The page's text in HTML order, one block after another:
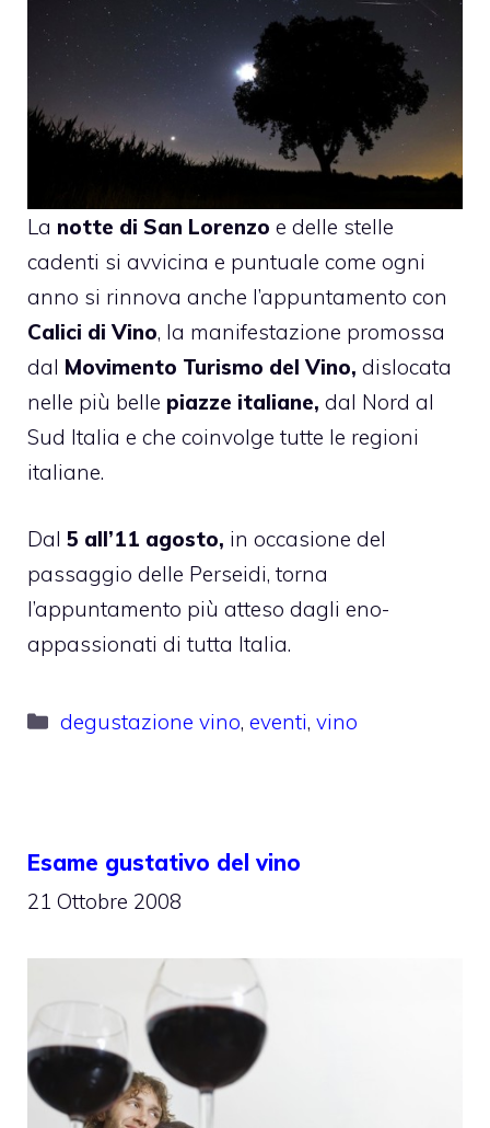
La notte di San Lorenzo e delle stelle
cadenti si avvicina e puntuale come ogni
anno si rinnova anche l’appuntamento con
Calici di Vino, la manifestazione promossa
dal Movimento Turismo del Vino, dislocata
nelle più belle piazze italiane, dal Nord al
Sud Italia e che coinvolge tutte le regioni
italiane.
Dal 5 all’11 agosto, in occasione del
passaggio delle Perseidi, torna
l’appuntamento più atteso dagli eno-
appassionati di tutta Italia.
Categorie
degustazione vino,eventi,vino
Esame gustativo del vino
21 Ottobre 2008